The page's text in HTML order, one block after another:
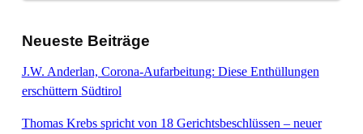
Neueste Beiträge
J.W. Anderlan, Corona-Aufarbeitung: Diese Enthüllungen
erschüttern Südtirol
Thomas Krebs spricht von 18 Gerichtsbeschlüssen – neuer